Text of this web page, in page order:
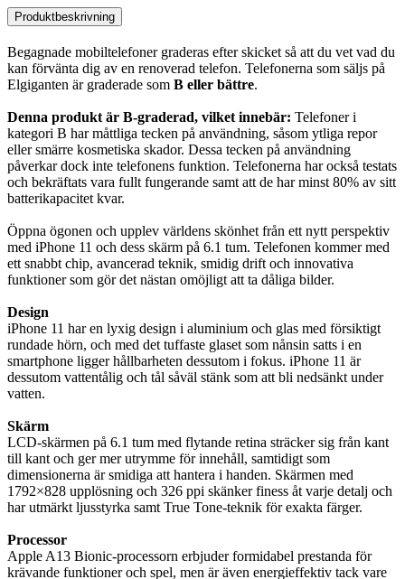
Produktbeskrivning
Begagnade mobiltelefoner graderas efter skicket så att du vet vad du
kan förvänta dig av en renoverad telefon. Telefonerna som säljs på
Elgiganten är graderade som B eller bättre.
Denna produkt är B-graderad, vilket innebär: Telefoner i
kategori B har måttliga tecken på användning, såsom ytliga repor
eller smärre kosmetiska skador. Dessa tecken på användning
påverkar dock inte telefonens funktion. Telefonerna har också testats
och bekräftats vara fullt fungerande samt att de har minst 80% av sitt
batterikapacitet kvar.
Öppna ögonen och upplev världens skönhet från ett nytt perspektiv
med iPhone 11 och dess skärm på 6.1 tum. Telefonen kommer med
ett snabbt chip, avancerad teknik, smidig drift och innovativa
funktioner som gör det nästan omöjligt att ta dåliga bilder.
Design
iPhone 11 har en lyxig design i aluminium och glas med försiktigt
rundade hörn, och med det tuffaste glaset som nånsin satts i en
smartphone ligger hållbarheten dessutom i fokus. iPhone 11 är
dessutom vattentålig och tål såväl stänk som att bli nedsänkt under
vatten.
Skärm
LCD-skärmen på 6.1 tum med flytande retina sträcker sig från kant
till kant och ger mer utrymme för innehåll, samtidigt som
dimensionerna är smidiga att hantera i handen. Skärmen med
1792×828 upplösning och 326 ppi skänker finess åt varje detalj och
har utmärkt ljusstyrka samt True Tone-teknik för exakta färger.
Processor
Apple A13 Bionic-processorn erbjuder formidabel prestanda för
krävande funktioner och spel, men är även energieffektiv tack vare